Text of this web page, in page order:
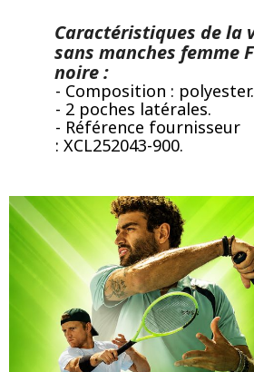
Caractéristiques de la
sans manches femme
noire :
- Composition : polyester.
- 2 poches latérales.
- Référence fournisseur
: XCL252043-900.